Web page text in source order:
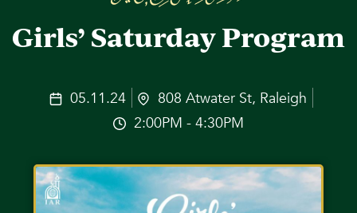
Girls’ Saturday Program
05.11.24
808 Atwater St, Raleigh
2:00PM - 4:30PM